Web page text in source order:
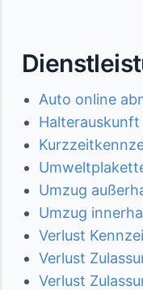
Auto online
Halterauskunft
Umzug
Umzug
Verlust
Verlust
Verlust